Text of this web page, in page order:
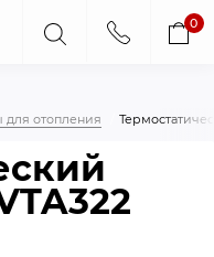
0
для отопления